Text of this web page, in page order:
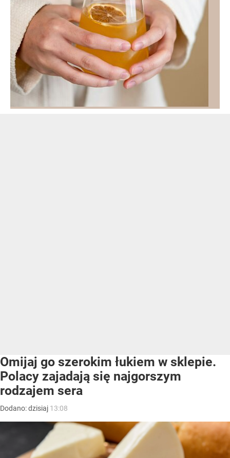
Omijaj go szerokim łukiem w sklepie.
Polacy zajadają się najgorszym
rodzajem sera
Dodano:dzisiaj 13:08